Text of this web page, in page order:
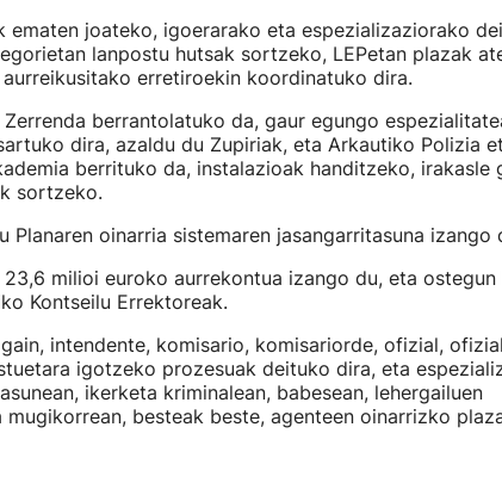
ematen joateko, igoerarako eta espezializaziorako
lanpostu hutsak sortzeko, LEPetan plazak
erretiroekin koordinatuko dira.
Zerrenda berrantolatuko da, gaur egungo
dira, azaldu du Zupiriak, eta Arkautiko Polizia
berrituko da, instalazioak handitzeko, irakasle
sortzeko.
Planaren oinarria sistemaren jasangarritasuna izango
milioi euroko aurrekontua izango du, eta ostegun
Kontseilu Errektoreak.
intendente, komisario, komisariorde, ofizial,
igotzeko prozesuak deituko dira, eta
ikerketa kriminalean, babesean, lehergailuen
besteak beste, agenteen oinarrizko